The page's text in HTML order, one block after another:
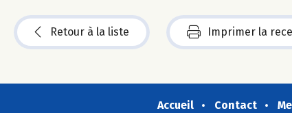
Retour à la liste Imprimer la
Accueil Contact